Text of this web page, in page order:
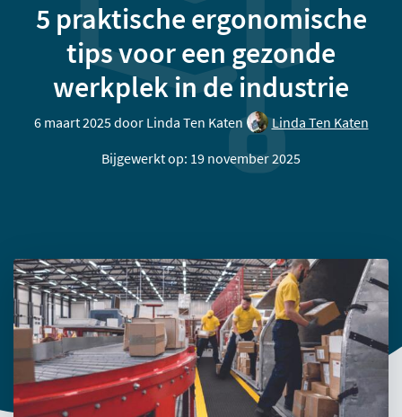
5 praktische ergonomische
tips voor een gezonde
werkplek in de industrie
6 maart 2025 door Linda Ten Katen
Linda Ten Katen
Bijgewerkt op: 19 november 2025